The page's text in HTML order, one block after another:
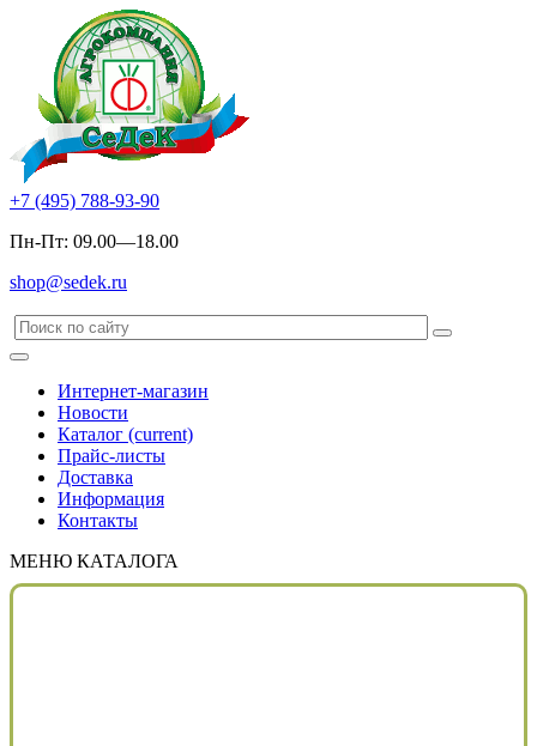
+7 (495) 788-93-90
Пн-Пт: 09.00—18.00
shop@sedek.ru
Интернет-магазин
Новости
Каталог (current)
Прайс-листы
Доставка
Информация
Контакты
МЕНЮ КАТАЛОГА